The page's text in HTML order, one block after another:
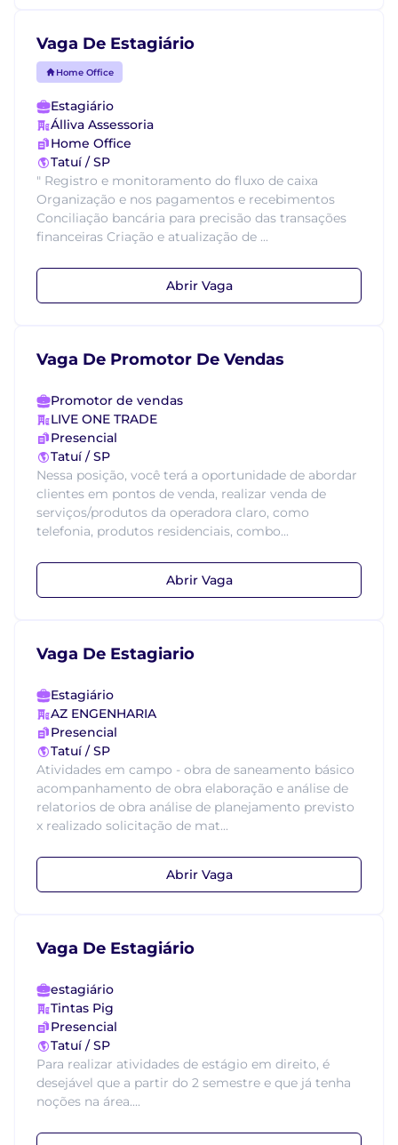
Vaga De Estagiário
Home Office
Estagiário
Álliva Assessoria
Home Office
Tatuí / SP
" Registro e monitoramento do fluxo de caixa
Organização e nos pagamentos e recebimentos
Conciliação bancária para precisão das transações
financeiras Criação e atualização de ...
Abrir Vaga
Vaga De Promotor De Vendas
Promotor de vendas
LIVE ONE TRADE
Presencial
Tatuí / SP
Nessa posição, você terá a oportunidade de abordar
clientes em pontos de venda, realizar venda de
serviços/produtos da operadora claro, como
telefonia, produtos residenciais, combo...
Abrir Vaga
Vaga De Estagiario
Estagiário
AZ ENGENHARIA
Presencial
Tatuí / SP
Atividades em campo - obra de saneamento básico
acompanhamento de obra elaboração e análise de
relatorios de obra análise de planejamento previsto
x realizado solicitação de mat...
Abrir Vaga
Vaga De Estagiário
estagiário
Tintas Pig
Presencial
Tatuí / SP
Para realizar atividades de estágio em direito, é
desejável que a partir do 2 semestre e que já tenha
noções na área....